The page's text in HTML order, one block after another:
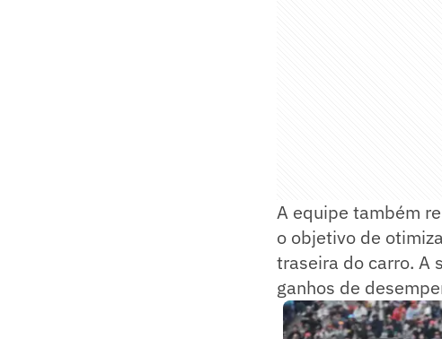
A equipe também
o objetivo de
traseira do carro. A
ganhos de